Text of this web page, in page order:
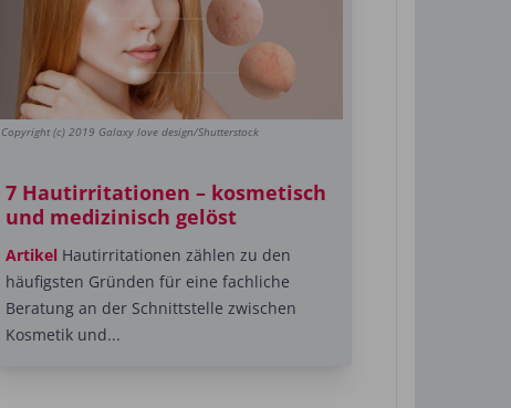
Copyright (c) 2019 Galaxy love design/Shutterstock
7 Hautirritationen – kosmetisch
und medizinisch gelöst
ArtikelHautirritationen zählen zu den
häufigsten Gründen für eine fachliche
Beratung an der Schnittstelle zwischen
Kosmetik und...